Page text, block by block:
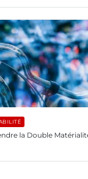
la Double